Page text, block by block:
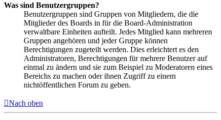
Was sind Benutzergruppen?
Benutzergruppen sind Gruppen von Mitgliedern, die die
Mitglieder des Boards in für die Board-Administration
verwaltbare Einheiten aufteilt. Jedes Mitglied kann mehreren
Gruppen angehören und jeder Gruppe können
Berechtigungen zugeteilt werden. Dies erleichtert es den
Administratoren, Berechtigungen für mehrere Benutzer auf
einmal zu ändern und sie zum Beispiel zu Moderatoren eines
Bereichs zu machen oder ihnen Zugriff zu einem
nichtöffentlichen Forum zu geben.
Nach oben